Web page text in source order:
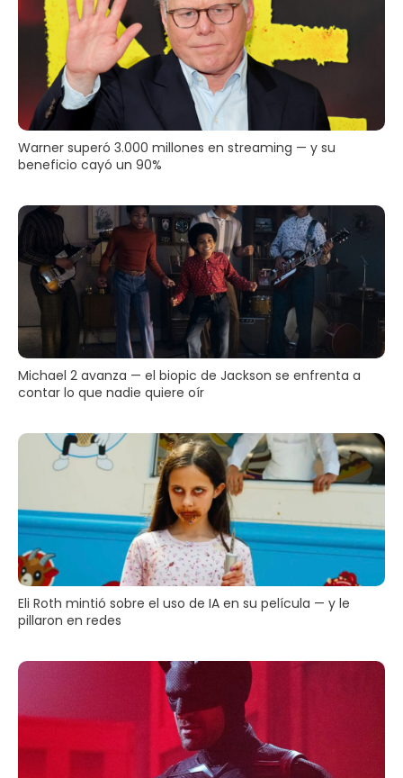
Warner superó 3.000 millones en streaming — y su
beneficio cayó un 90%
Michael 2 avanza — el biopic de Jackson se enfrenta a
contar lo que nadie quiere oír
Eli Roth mintió sobre el uso de IA en su película — y le
pillaron en redes